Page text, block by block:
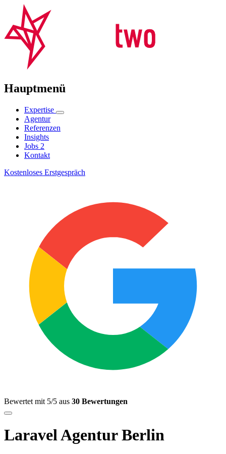
Hauptmenü
Expertise
Agentur
Referenzen
Insights
Jobs 2
Kontakt
Kostenloses Erstgespräch
Bewertet mit 5/5 aus 30 Bewertungen
Laravel Agentur Berlin